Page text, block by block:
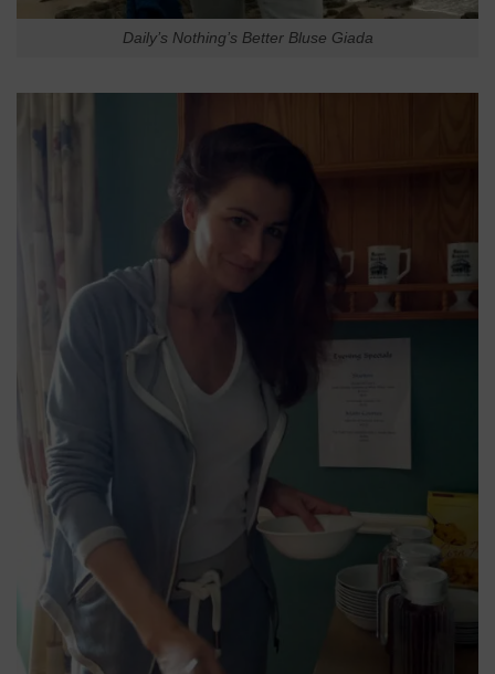
Daily’s Nothing’s Better Bluse Giada